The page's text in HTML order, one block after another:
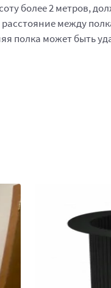
более 2 метров,
между
полка может быть